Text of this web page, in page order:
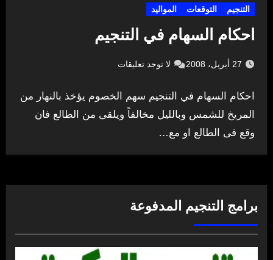
التنجيم التوقعات المواليد
احكام السهام في التنجيم
27 أبريل، 2008 لا توجد تعليقات
احكام السهام في التنجيم سهم الخصوم يؤخذ بالنهار من
المريخ للشمس وبالليل مخالفاً ويلقى من الطالع فان
وقع فى الطالع او مع…
برامج التنجيم المدفوعة